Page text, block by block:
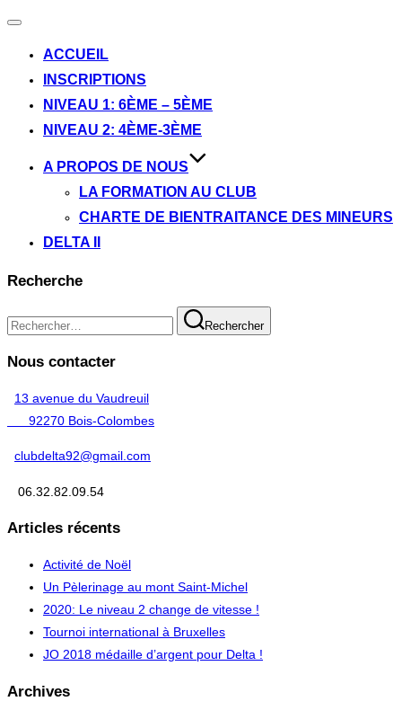
Ouvrir/fermer
navigationACCUEIL
INSCRIPTIONS
NIVEAU 1: 6ÈME – 5ÈME
NIVEAU 2: 4ÈME-3ÈME
A PROPOS DE NOUS
LA FORMATION AU CLUB
CHARTE DE BIENTRAITANCE DES MINEURS
DELTA II
Recherche
Recherche
pour :
Rechercher
Nous contacter
13 avenue du Vaudreuil
92270 Bois-Colombes
clubdelta92@gmail.com
06.32.82.09.54
Articles récents
Activité de Noël
Un Pèlerinage au mont Saint-Michel
2020: Le niveau 2 change de vitesse !
Tournoi international à Bruxelles
JO 2018 médaille d’argent pour Delta !
Archives